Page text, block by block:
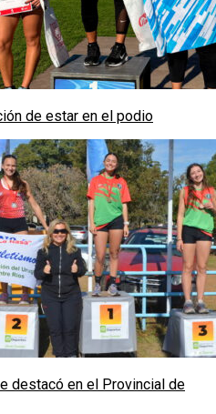
de estar en el podio
destacó en el Provincial de